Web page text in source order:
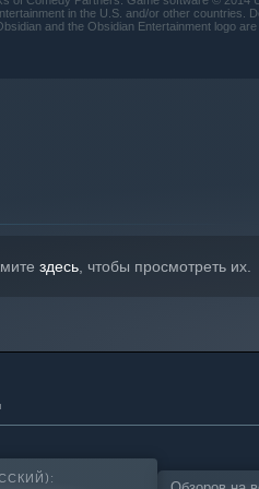
in the U.S. and/or other countries.
and the Obsidian Entertainment logo
здесь, чтобы просмотреть их.